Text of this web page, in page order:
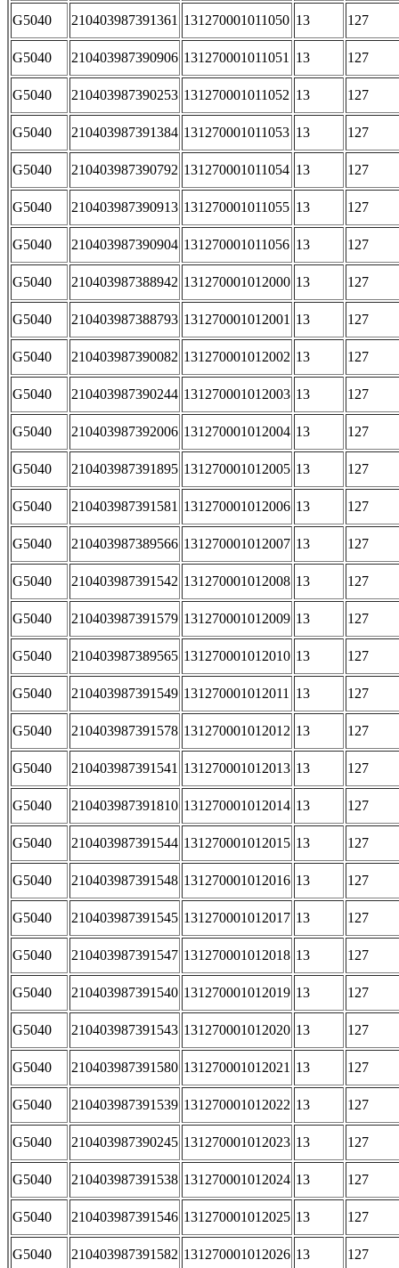
G5040 210403987391361 131270001011050 13 127
G5040 210403987390906 131270001011051 13 127
G5040 210403987390253 131270001011052 13 127
G5040 210403987391384 131270001011053 13 127
G5040 210403987390792 131270001011054 13 127
G5040 210403987390913 131270001011055 13 127
G5040 210403987390904 131270001011056 13 127
G5040 210403987388942 131270001012000 13 127
G5040 210403987388793 131270001012001 13 127
G5040 210403987390082 131270001012002 13 127
G5040 210403987390244 131270001012003 13 127
G5040 210403987392006 131270001012004 13 127
G5040 210403987391895 131270001012005 13 127
G5040 210403987391581 131270001012006 13 127
G5040 210403987389566 131270001012007 13 127
G5040 210403987391542 131270001012008 13 127
G5040 210403987391579 131270001012009 13 127
G5040 210403987389565 131270001012010 13 127
G5040 210403987391549 131270001012011 13 127
G5040 210403987391578 131270001012012 13 127
G5040 210403987391541 131270001012013 13 127
G5040 210403987391810 131270001012014 13 127
G5040 210403987391544 131270001012015 13 127
G5040 210403987391548 131270001012016 13 127
G5040 210403987391545 131270001012017 13 127
G5040 210403987391547 131270001012018 13 127
G5040 210403987391540 131270001012019 13 127
G5040 210403987391543 131270001012020 13 127
G5040 210403987391580 131270001012021 13 127
G5040 210403987391539 131270001012022 13 127
G5040 210403987390245 131270001012023 13 127
G5040 210403987391538 131270001012024 13 127
G5040 210403987391546 131270001012025 13 127
G5040 210403987391582 131270001012026 13 127